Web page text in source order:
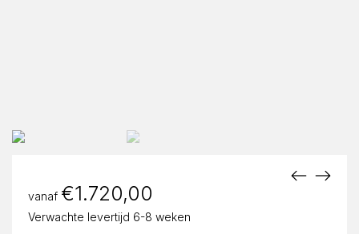
vanaf €1.720,00
Verwachte levertijd 6-8 weken